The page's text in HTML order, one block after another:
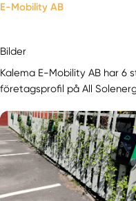
E-Mobility AB
Bilder
Kalema E-Mobility AB har 6
företagsprofil på All